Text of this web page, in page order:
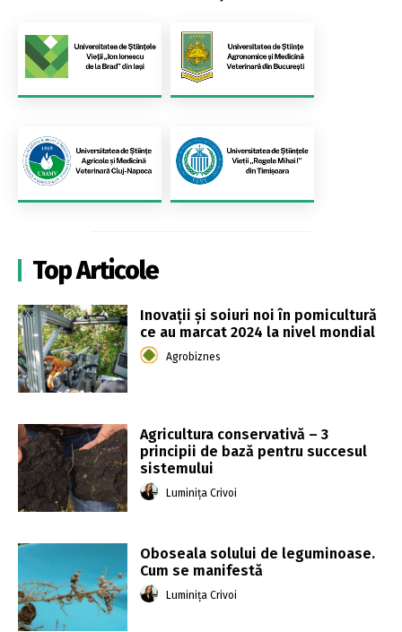
Top Articole
Inovații și soiuri noi în pomicultură
ce au marcat 2024 la nivel mondial
Agrobiznes
Agricultura conservativă – 3
principii de bază pentru succesul
sistemului
Luminița Crivoi
Oboseala solului de leguminoase.
Cum se manifestă
Luminița Crivoi